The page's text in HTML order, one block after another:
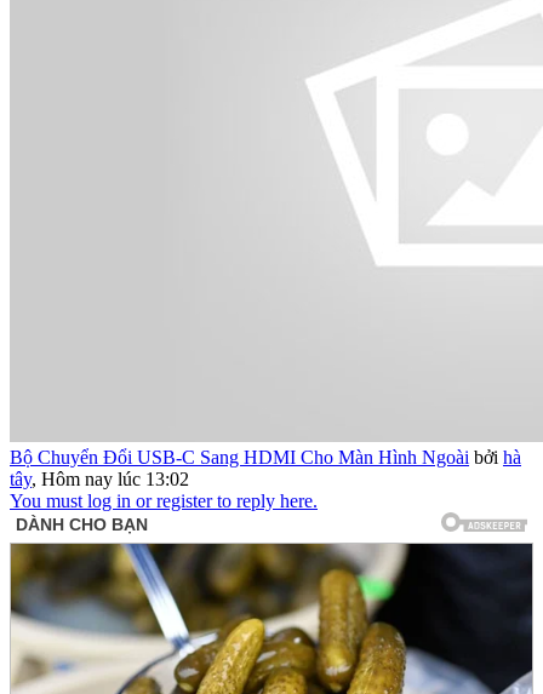
Bộ Chuyển Đổi USB-C Sang HDMI Cho Màn Hình Ngoài bởi hà
tây, Hôm nay lúc 13:02
You must log in or register to reply here.